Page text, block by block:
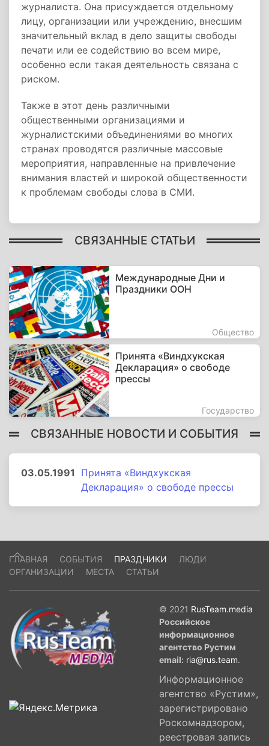
журналиста. Она присуждается отдельному
лицу, организации или учреждению, внесшим
значительный вклад в дело защиты свободы
печати или ее содействию во всем мире,
особенно если такая деятельность связана с
риском.
Также в этот день различными
общественными организациями и
журналистскими объединениями во многих
странах проводятся различные массовые
мероприятия, направленные на привлечение
внимания властей и широкой общественности
к проблемам свободы слова в СМИ.
СВЯЗАННЫЕ СТАТЬИ
Международные Дни и
Праздники ООН
Общество
Принята «Виндхукская
Декларация» о свободе
прессы
Государство
СВЯЗАННЫЕ НОВОСТИ И СОБЫТИЯ
03.05.1991
Принята «Виндхукская
Декларация» о свободе прессы
ГЛАВНАЯ СОБЫТИЯ ПРАЗДНИКИ
ЛЮДИ
ОРГАНИЗАЦИИ
МЕСТА СТАТЬИ
© 2021 RusTeam.media
Российское
информационное
агентство Рустим
email: ria@rus.team.
Информационное
агентство «Рустим»,
зарегистрировано
Роскомнадзором,
реестровая запись